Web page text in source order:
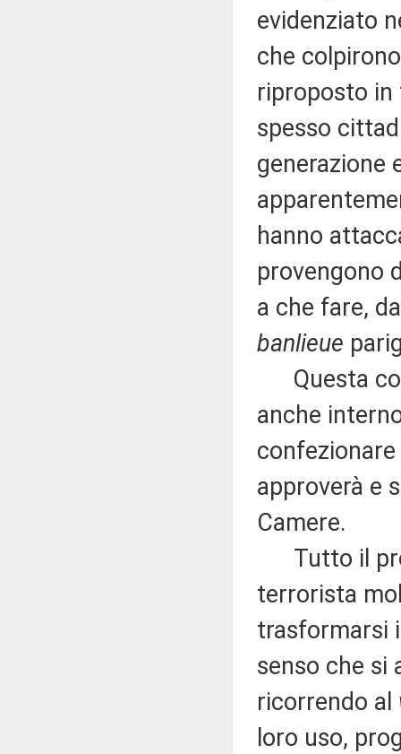
evidenziato
che
riproposto in
spesso
generazione
hanno
provengono
a che fare,
banlieue
Questa
anche
approverà e
Camere.
Tutto il
terrorista
trasformarsi
senso che si
ricorrendo al
loro uso,